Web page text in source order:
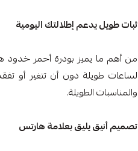
ثبات طويل يدعم إطلالتك اليومية
من أهم ما يميز بودرة أحمر خدود
لساعات طويلة دون أن تتغير أو
والمناسبات الطويلة.
تصميم أنيق يليق بعلامة هارتس